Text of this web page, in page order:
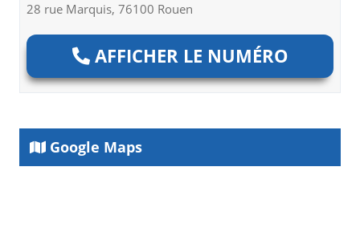
28 rue Marquis, 76100 Rouen
AFFICHER LE NUMÉRO
Google Maps